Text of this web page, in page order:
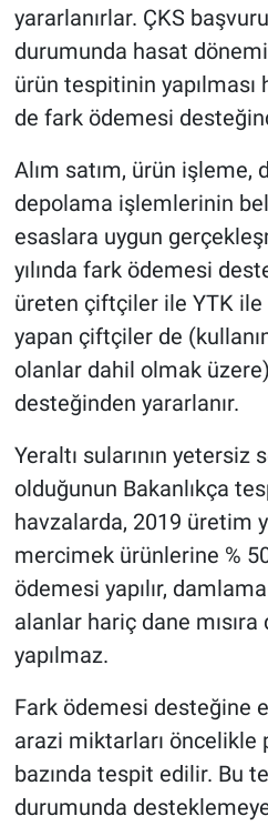
yararlanırlar. ÇKS
durumunda hasat
ürün tespitinin
de fark ödemesi
Alım satım, ürün işleme,
depolama işlemlerinin
esaslara uygun
yılında fark ödemesi
üreten çiftçiler ile YTK
yapan çiftçiler de
olanlar dahil olmak
desteğinden yararlanır.
Yeraltı sularının yetersiz
olduğunun Bakanlıkça
havzalarda, 2019 üretim
mercimek ürünlerine %
ödemesi yapılır,
alanlar hariç dane
yapılmaz.
Fark ödemesi desteğine
arazi miktarları öncelikle
bazında tespit edilir. Bu
durumunda